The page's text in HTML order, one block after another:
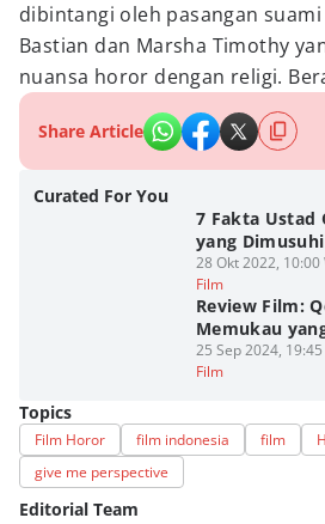
dibintangi oleh pasangan
Bastian dan Marsha Timothy
nuansa horor dengan religi.
Share Article
Curated For You
7 Fakta Ustad
yang
28 Okt 2022, 10:00
Film
Review Film:
Memukau
25 Sep 2024, 19:45
Film
Topics
Film Horor film indonesia film
give me perspective
Editorial Team